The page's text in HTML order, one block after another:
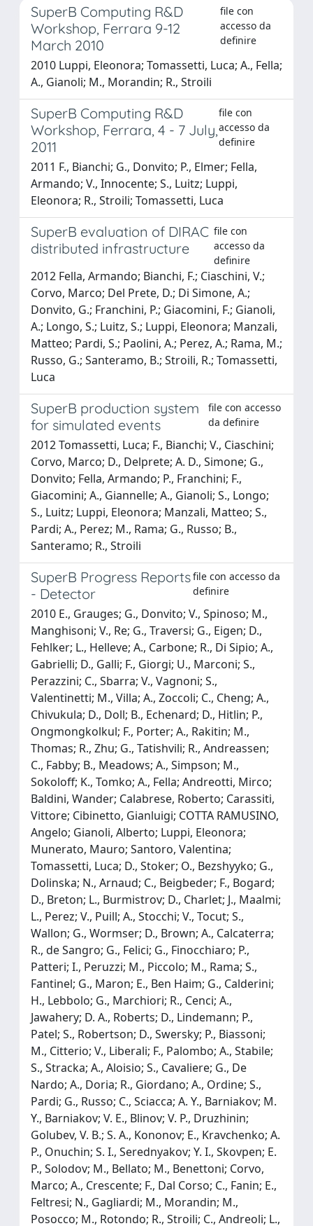
SuperB Computing R&D
Workshop, Ferrara 9-12
March 2010
file con
accesso da
definire
2010 Luppi, Eleonora; Tomassetti, Luca; A., Fella;
A., Gianoli; M., Morandin; R., Stroili
SuperB Computing R&D
Workshop, Ferrara, 4 - 7 July,
2011
file con
accesso da
definire
2011 F., Bianchi; G., Donvito; P., Elmer; Fella,
Armando; V., Innocente; S., Luitz; Luppi,
Eleonora; R., Stroili; Tomassetti, Luca
SuperB evaluation of DIRAC
distributed infrastructure
file con
accesso da
definire
2012 Fella, Armando; Bianchi, F.; Ciaschini, V.;
Corvo, Marco; Del Prete, D.; Di Simone, A.;
Donvito, G.; Franchini, P.; Giacomini, F.; Gianoli,
A.; Longo, S.; Luitz, S.; Luppi, Eleonora; Manzali,
Matteo; Pardi, S.; Paolini, A.; Perez, A.; Rama, M.;
Russo, G.; Santeramo, B.; Stroili, R.; Tomassetti,
Luca
SuperB production system
for simulated events
file con accesso
da definire
2012 Tomassetti, Luca; F., Bianchi; V., Ciaschini;
Corvo, Marco; D., Delprete; A. D., Simone; G.,
Donvito; Fella, Armando; P., Franchini; F.,
Giacomini; A., Giannelle; A., Gianoli; S., Longo;
S., Luitz; Luppi, Eleonora; Manzali, Matteo; S.,
Pardi; A., Perez; M., Rama; G., Russo; B.,
Santeramo; R., Stroili
SuperB Progress Reports
- Detector
file con accesso da
definire
2010 E., Grauges; G., Donvito; V., Spinoso; M.,
Manghisoni; V., Re; G., Traversi; G., Eigen; D.,
Fehlker; L., Helleve; A., Carbone; R., Di Sipio; A.,
Gabrielli; D., Galli; F., Giorgi; U., Marconi; S.,
Perazzini; C., Sbarra; V., Vagnoni; S.,
Valentinetti; M., Villa; A., Zoccoli; C., Cheng; A.,
Chivukula; D., Doll; B., Echenard; D., Hitlin; P.,
Ongmongkolkul; F., Porter; A., Rakitin; M.,
Thomas; R., Zhu; G., Tatishvili; R., Andreassen;
C., Fabby; B., Meadows; A., Simpson; M.,
Sokoloff; K., Tomko; A., Fella; Andreotti, Mirco;
Baldini, Wander; Calabrese, Roberto; Carassiti,
Vittore; Cibinetto, Gianluigi; COTTA RAMUSINO,
Angelo; Gianoli, Alberto; Luppi, Eleonora;
Munerato, Mauro; Santoro, Valentina;
Tomassetti, Luca; D., Stoker; O., Bezshyyko; G.,
Dolinska; N., Arnaud; C., Beigbeder; F., Bogard;
D., Breton; L., Burmistrov; D., Charlet; J., Maalmi;
L., Perez; V., Puill; A., Stocchi; V., Tocut; S.,
Wallon; G., Wormser; D., Brown; A., Calcaterra;
R., de Sangro; G., Felici; G., Finocchiaro; P.,
Patteri; I., Peruzzi; M., Piccolo; M., Rama; S.,
Fantinel; G., Maron; E., Ben Haim; G., Calderini;
H., Lebbolo; G., Marchiori; R., Cenci; A.,
Jawahery; D. A., Roberts; D., Lindemann; P.,
Patel; S., Robertson; D., Swersky; P., Biassoni;
M., Citterio; V., Liberali; F., Palombo; A., Stabile;
S., Stracka; A., Aloisio; S., Cavaliere; G., De
Nardo; A., Doria; R., Giordano; A., Ordine; S.,
Pardi; G., Russo; C., Sciacca; A. Y., Barniakov; M.
Y., Barniakov; V. E., Blinov; V. P., Druzhinin;
Golubev, V. B.; S. A., Kononov; E., Kravchenko; A.
P., Onuchin; S. I., Serednyakov; Y. I., Skovpen; E.
P., Solodov; M., Bellato; M., Benettoni; Corvo,
Marco; A., Crescente; F., Dal Corso; C., Fanin; E.,
Feltresi; N., Gagliardi; M., Morandin; M.,
Posocco; M., Rotondo; R., Stroili; C., Andreoli; L.,